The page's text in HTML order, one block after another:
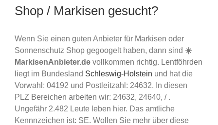
Shop / Markisen gesucht?
Wenn Sie einen guten Anbieter für Markisen oder
Sonnenschutz Shop gegoogelt haben, dann sind ☀️
MarkisenAnbieter.de vollkommen richtig. Lentföhrden
liegt im Bundesland Schleswig-Holstein und hat die
Vorwahl: 04192 und Postleitzahl: 24632. In diesen
PLZ Bereichen arbeiten wir: 24632, 24640, / .
Ungefähr 2.482 Leute leben hier. Das amtliche
Kennnzeichen ist: SE. Wollen Sie mehr über diese